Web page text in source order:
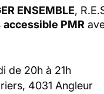
ENSEMBLE,
accessible PMR
de 20h à 21h
4031 Angleur